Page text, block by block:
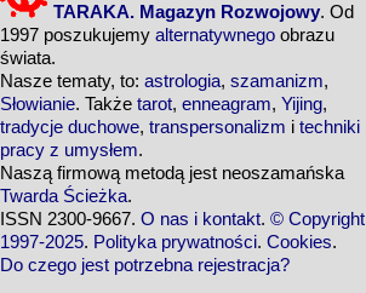
TARAKA. Magazyn Rozwojowy. Od
1997 poszukujemy alternatywnego obrazu
świata.
Nasze tematy, to: astrologia, szamanizm,
Słowianie. Także tarot, enneagram, Yijing,
tradycje duchowe, transpersonalizm i techniki
pracy z umysłem.
Naszą firmową metodą jest neoszamańska
Twarda Ścieżka.
ISSN 2300-9667. O nas i kontakt. © Copyright
1997-2025. Polityka prywatności. Cookies.
Do czego jest potrzebna rejestracja?